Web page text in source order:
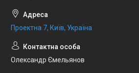
Проектна 7, Київ, Україна
Олександр Ємельянов